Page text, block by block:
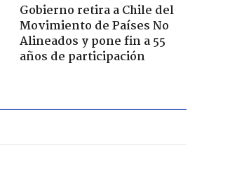
Gobierno retira a Chile del
Movimiento de Países No
Alineados y pone fin a 55
años de participación